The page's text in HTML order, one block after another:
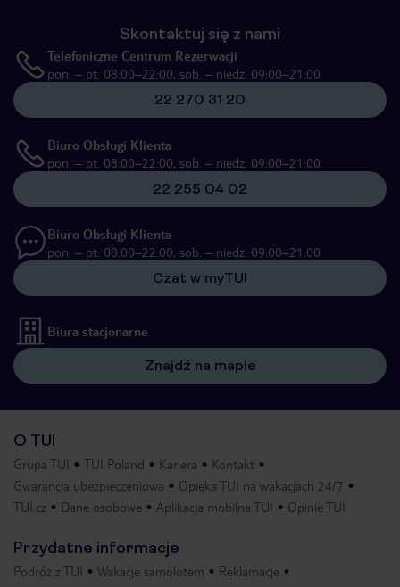
Skontaktuj się z nami
Telefoniczne Centrum Rezerwacji
pon. – pt. 08:00–22:00, sob. – niedz. 09:00–21:00
22 270 31 20
Biuro Obsługi Klienta
pon. – pt. 08:00–22:00, sob. – niedz. 09:00–21:00
22 255 04 02
Biuro Obsługi Klienta
pon. – pt. 08:00–22:00, sob. – niedz. 09:00–21:00
Czat w myTUI
Biura stacjonarne
Znajdź na mapie
O TUI
Grupa TUI TUI Poland Kariera
Kontakt
Gwarancja ubezpieczeniowa
Opieka TUI na wakacjach 24/7
TUI.cz
Dane osobowe Aplikacja mobilna TUI Opinie TUI
Przydatne informacje
Podróż z TUI Wakacje samolotem
Reklamacje